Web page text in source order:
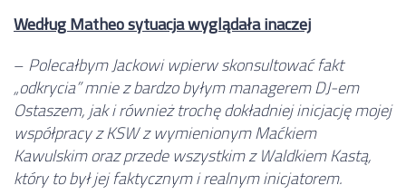
Według Matheo sytuacja wyglądała inaczej
–Polecałbym Jackowi wpierw skonsultować fakt
„odkrycia” mnie z bardzo byłym managerem DJ-em
Ostaszem, jak i również trochę dokładniej inicjację mojej
współpracy z KSW z wymienionym Maćkiem
Kawulskim oraz przede wszystkim z Waldkiem Kastą,
który to był jej faktycznym i realnym inicjatorem.